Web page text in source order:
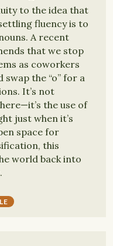
to the idea that
fluency is to
A recent
that we stop
as coworkers
the “o” for a
It’s not
the use of
just when it’s
space for
this
world back into